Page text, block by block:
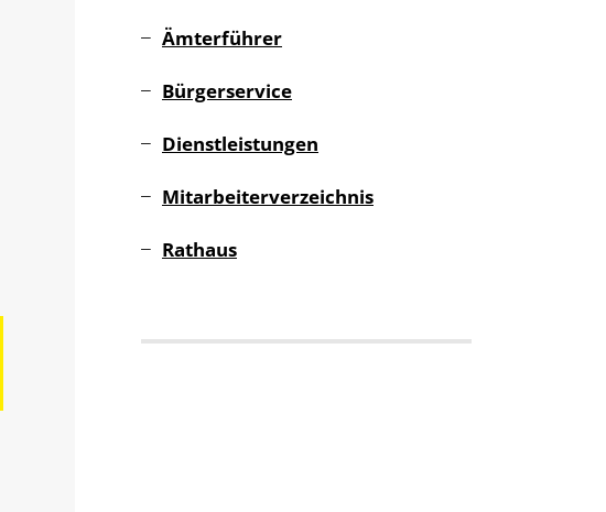
Ämterführer
Bürgerservice
Dienstleistungen
Mitarbeiterverzeichnis
Rathaus